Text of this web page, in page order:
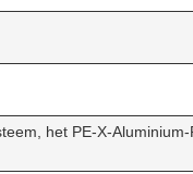
het PE-X-